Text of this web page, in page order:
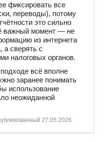
фиксировать все
переводы), потому
это сильно
важный момент — не
из интернета
а сверять с
налоговых органов.
всё вполне
заранее понимать
использование
неожиданной
27.05.2026